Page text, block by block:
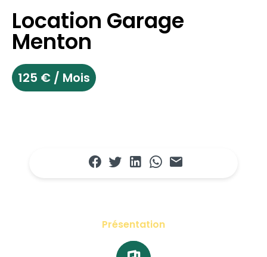
Location Garage
Menton
125 € / Mois
Présentation